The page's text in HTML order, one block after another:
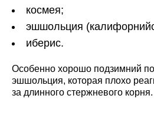
космея;
эшшольция
иберис.
Особенно хорошо подзимний
эшшольция, которая плохо
за длинного стержневого корня.